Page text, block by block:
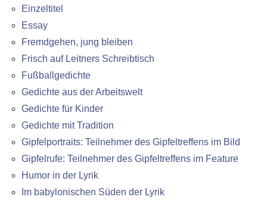
Einzeltitel
Essay
Fremdgehen, jung bleiben
Frisch auf Leitners Schreibtisch
Fußballgedichte
Gedichte aus der Arbeitswelt
Gedichte für Kinder
Gedichte mit Tradition
Gipfelportraits: Teilnehmer des Gipfeltreffens im Bild
Gipfelrufe: Teilnehmer des Gipfeltreffens im Feature
Humor in der Lyrik
Im babylonischen Süden der Lyrik